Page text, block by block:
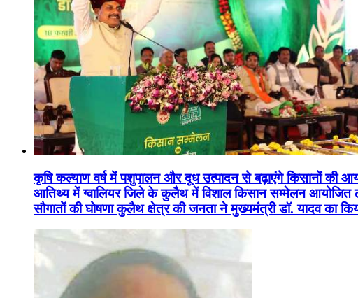
कृषि कल्याण वर्ष में पशुपालन और दूध उत्पादन से बढ़ाएंगे किसानों की
आतिथ्य में ग्वालियर जिले के कुलैथ में विशाल किसान सम्मेलन आयोजित
सौगातों की घोषणा कुलैथ क्षेत्र की जनता ने मुख्यमंत्री डॉ. यादव का